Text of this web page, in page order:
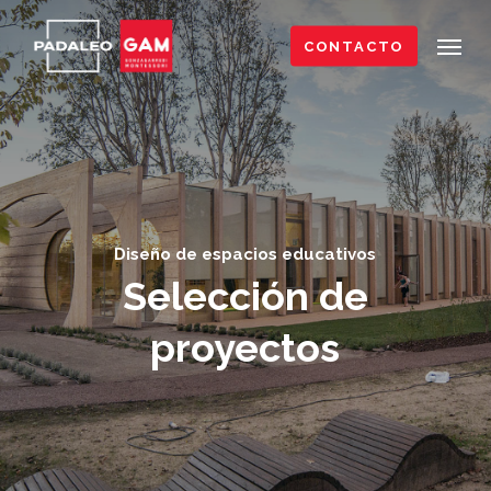
Skip
to
main
content
CONTACTO
Diseño de espacios educativos
Selección de
proyectos